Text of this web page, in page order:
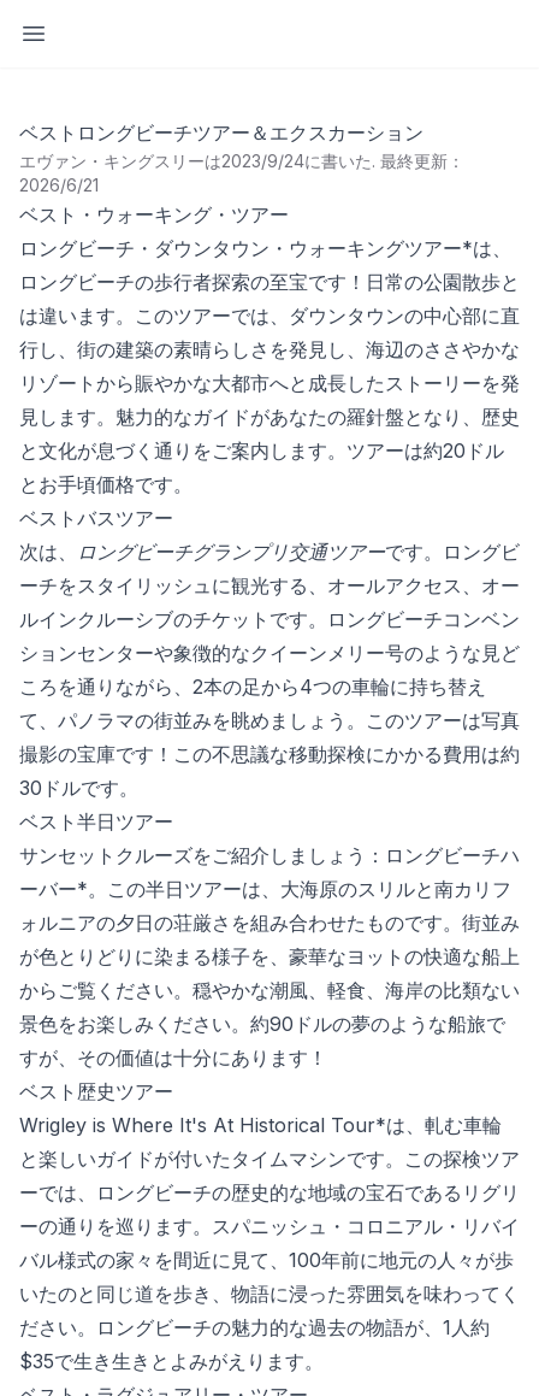
サイドバーを開く
ベストロングビーチツアー＆エクスカーション
エヴァン・キングスリーは2023/9/24に書いた. 最終更新：
2026/6/21
ベスト・ウォーキング・ツアー
ロングビーチ・ダウンタウン・ウォーキングツアー*は、
ロングビーチの歩行者探索の至宝です！日常の公園散歩と
は違います。このツアーでは、ダウンタウンの中心部に直
行し、街の建築の素晴らしさを発見し、海辺のささやかな
リゾートから賑やかな大都市へと成長したストーリーを発
見します。魅力的なガイドがあなたの羅針盤となり、歴史
と文化が息づく通りをご案内します。ツアーは約20ドル
とお手頃価格です。
ベストバスツアー
次は、
ロングビーチグランプリ交通ツアーです。ロングビ
ーチをスタイリッシュに観光する、オールアクセス、オー
ルインクルーシブのチケットです。ロングビーチコンベン
ションセンターや象徴的なクイーンメリー号のような見ど
ころを通りながら、2本の足から4つの車輪に持ち替え
て、パノラマの街並みを眺めましょう。このツアーは写真
撮影の宝庫です！この不思議な移動探検にかかる費用は約
30ドルです。
ベスト半日ツアー
サンセットクルーズをご紹介しましょう：ロングビーチハ
ーバー*。この半日ツアーは、大海原のスリルと南カリフ
ォルニアの夕日の荘厳さを組み合わせたものです。街並み
が色とりどりに染まる様子を、豪華なヨットの快適な船上
からご覧ください。穏やかな潮風、軽食、海岸の比類ない
景色をお楽しみください。約90ドルの夢のような船旅で
すが、その価値は十分にあります！
ベスト歴史ツアー
Wrigley is Where It's At Historical Tour*は、軋む車輪
と楽しいガイドが付いたタイムマシンです。この探検ツア
ーでは、ロングビーチの歴史的な地域の宝石であるリグリ
ーの通りを巡ります。スパニッシュ・コロニアル・リバイ
バル様式の家々を間近に見て、100年前に地元の人々が歩
いたのと同じ道を歩き、物語に浸った雰囲気を味わってく
ださい。ロングビーチの魅力的な過去の物語が、1人約
$35で生き生きとよみがえります。